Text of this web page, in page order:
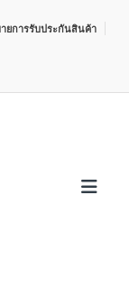
ยการรับประกันสินค้า